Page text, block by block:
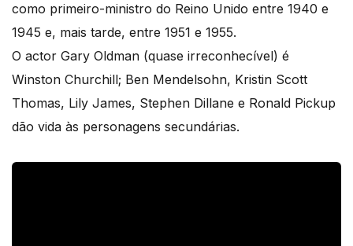
como primeiro-ministro do Reino Unido entre 1940 e
1945 e, mais tarde, entre 1951 e 1955.
O actor Gary Oldman (quase irreconhecível) é
Winston Churchill; Ben Mendelsohn, Kristin Scott
Thomas, Lily James, Stephen Dillane e Ronald Pickup
dão vida às personagens secundárias.